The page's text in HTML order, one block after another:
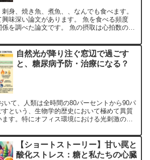
身、焼き魚、煮魚、、なんでも食べます。
味深い論文があります。 魚を食べる頻度
を調べた論文です。 魚の摂取は心拍数の低
自然光が降り注ぐ窓辺で過ごす
と、糖尿病予防・治療になる？
いて、人類は全時間の80パーセントから90パ
という、生物学的歴史において極めて異質
す。特にオフィス環境における光刺激の欠
【ショートストーリー】甘い罠と
酸化ストレス：糖と私たちの心臓